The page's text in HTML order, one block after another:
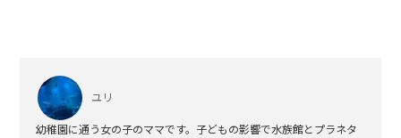
ユリ
幼稚園に通う女の子のママです。子どもの影響で水族館とプラネタ